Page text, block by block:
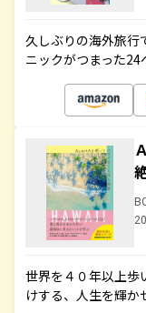
久しぶりの海外旅行
ニックがつまった
世界を４０年以上歩
けする、人生を輝